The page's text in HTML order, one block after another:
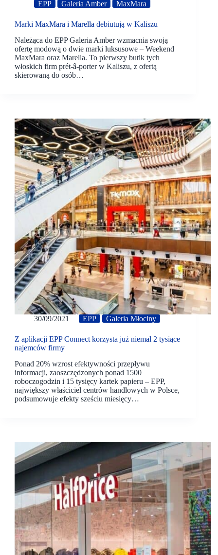
EPP Galeria Amber MaxMara
Marki MaxMara i Marella debiutują w Kaliszu
Należąca do EPP Galeria Amber wzmacnia swoją
ofertę modową o dwie marki luksusowe – Weekend
MaxMara oraz Marella. To pierwszy butik tych
włoskich firm prét-â-porter w Kaliszu, z ofertą
skierowaną do osób…
30/09/2021 EPP Galeria Młociny
Z aplikacji EPP Connect korzysta już niemal 2 tysiące
najemców firmy
Ponad 20% wzrost efektywności przepływu
informacji, zaoszczędzonych ponad 1500
roboczogodzin i 15 tysięcy kartek papieru – EPP,
największy właściciel centrów handlowych w Polsce,
podsumowuje efekty sześciu miesięcy…